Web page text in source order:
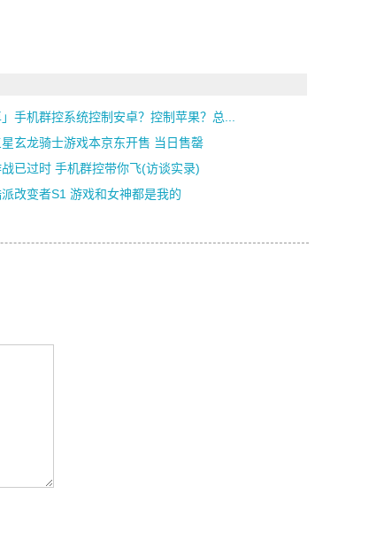
」手机群控系统控制安卓？控制苹果？总...
玄龙骑士游戏本京东开售 当日售罄
已过时 手机群控带你飞(访谈实录)
改变者S1 游戏和女神都是我的